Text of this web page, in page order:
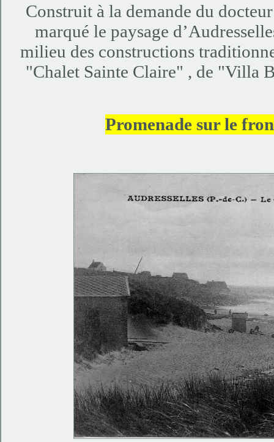
Construit à la demande du
marqué le paysage
milieu des constructions
"Chalet Sainte Claire" , de "Villa
Promenade sur le